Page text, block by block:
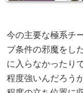
今の主要な極系チ
ブ条件の邪魔をし
に入らなかったり
程度強いんだろう